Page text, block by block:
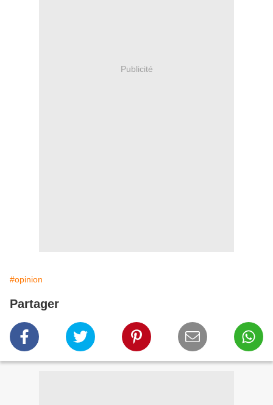
Publicité
#opinion
Partager